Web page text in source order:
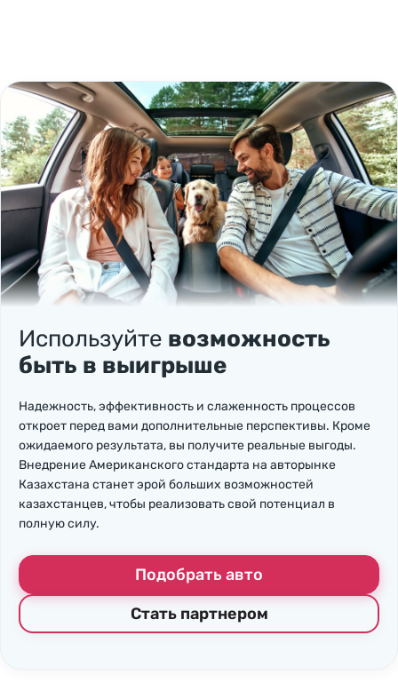
Используйте возможность
быть в выигрыше
Надежность, эффективность и слаженность процессов
откроет перед вами дополнительные перспективы. Кроме
ожидаемого результата, вы получите реальные выгоды.
Внедрение Американского стандарта на авторынке
Казахстана станет эрой больших возможностей
казахстанцев, чтобы реализовать свой потенциал в
полную силу.
Подобрать авто
Стать партнером